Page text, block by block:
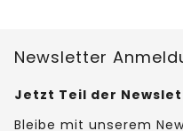
Newsletter
Jetzt Teil der
Bleibe mit unserem